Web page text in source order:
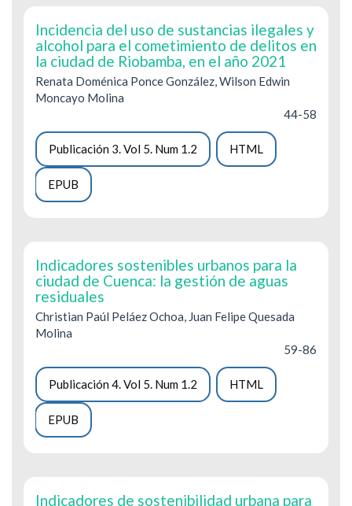
Incidencia del uso de sustancias ilegales y
alcohol para el cometimiento de delitos en
la ciudad de Riobamba, en el año 2021
Renata Doménica Ponce González, Wilson Edwin
Moncayo Molina
44-58
Publicación 3. Vol 5. Num 1.2 HTML
EPUB
Indicadores sostenibles urbanos para la
ciudad de Cuenca: la gestión de aguas
residuales
Christian Paúl Peláez Ochoa, Juan Felipe Quesada
Molina
59-86
Publicación 4. Vol 5. Num 1.2 HTML
EPUB
Indicadores de sostenibilidad urbana para